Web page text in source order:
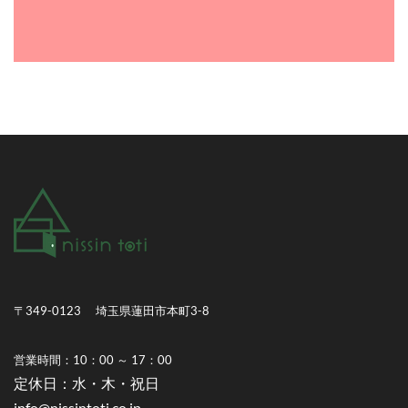
〒349-0123 埼玉県蓮田市本町3-8
営業時間：10：00 ～ 17：00
​定休日：水・木・祝日